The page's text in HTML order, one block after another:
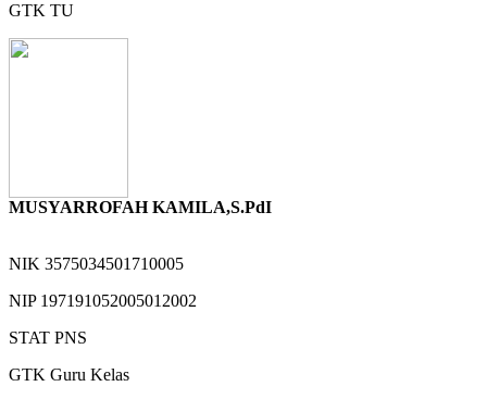
GTK TU
MUSYARROFAH KAMILA,S.PdI
NIK 3575034501710005
NIP 197191052005012002
STAT PNS
GTK Guru Kelas